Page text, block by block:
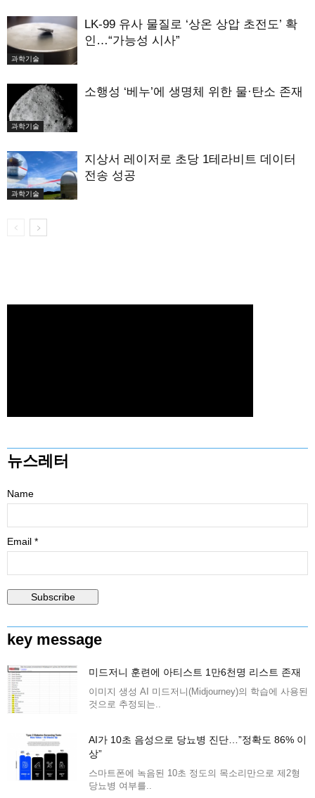
과학기술
LK-99 유사 물질로 ‘상온 상압 초전도’ 확
인…“가능성 시사”
과학기술
소행성 ‘베누’에 생명체 위한 물·탄소 존재
과학기술
지상서 레이저로 초당 1테라비트 데이터
전송 성공
뉴스레터
Name
Email *
key message
미드저니 훈련에 아티스트 1만6천명 리스트 존재
이미지 생성 AI 미드저니(Midjourney)의 학습에 사용된
것으로 추정되는..
AI가 10초 음성으로 당뇨병 진단…”정확도 86% 이
상”
스마트폰에 녹음된 10초 정도의 목소리만으로 제2형
당뇨병 여부를..